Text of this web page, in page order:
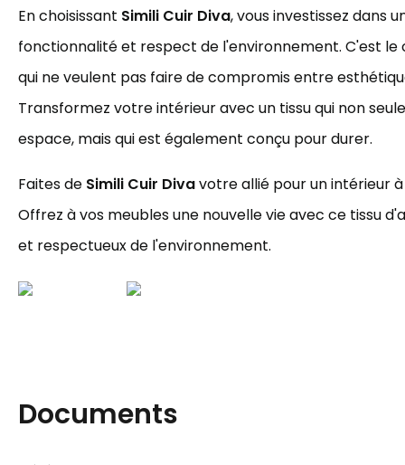
En choisissant Simili Cuir Diva, vous investissez dans
fonctionnalité et respect de l'environnement. C'est le
qui ne veulent pas faire de compromis entre
Transformez votre intérieur avec un tissu qui non
espace, mais qui est également conçu pour durer.
Faites de Simili Cuir Divavotre allié pour un intérieur
Offrez à vos meubles une nouvelle vie avec ce tissu
et respectueux de l'environnement.
Documents